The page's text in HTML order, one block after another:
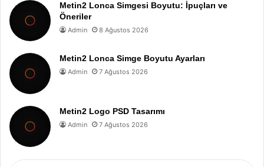
Metin2 Lonca Simgesi Boyutu: İpuçları ve
Öneriler
Admin 8 Ağustos 2026
Metin2 Lonca Simge Boyutu Ayarları
Admin 7 Ağustos 2026
Metin2 Logo PSD Tasarımı
Admin 7 Ağustos 2026